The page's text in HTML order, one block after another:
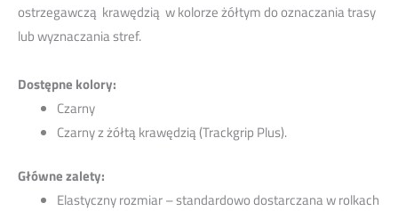
ostrzegawczą krawędzią w kolorze żółtym do oznaczania trasy
lub wyznaczania stref.
Dostępne kolory:
Czarny
Czarny z żółtą krawędzią (Trackgrip Plus).
Główne zalety:
Elastyczny rozmiar – standardowo dostarczana w rolkach